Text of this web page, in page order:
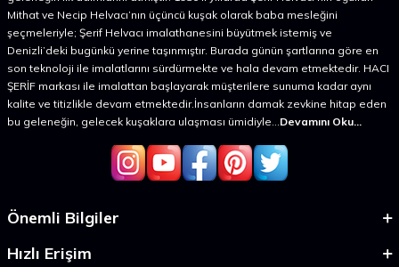
Mithat ve Necip Helvacı’nın üçüncü kuşak olarak baba mesleğini
şeçmeleriyle; Şerif Helvacı imalathanesini büyütmek istemiş ve
Denizli’deki bugünkü yerine taşınmıştır. Burada günün şartlarına göre en
son teknoloji ile imalatlarını sürdürmekte ve hala devam etmektedir. HACI
ŞERİF markası ile imalattan başlayarak müşterilere sunuma kadar aynı
kalite ve titizlikle devam etmektedir.İnsanların damak zevkine hitap eden
bu geleneğin, gelecek kuşaklara ulaşması ümidiyle... Devamını Oku...
Önemli Bilgiler
Hızlı Erişim